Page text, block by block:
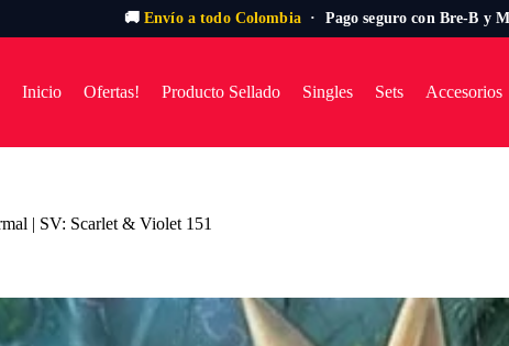
🚚 Envío a todo Colombia· Pago seguro con Bre-B y
Inicio Ofertas! Producto Sellado Singles Sets Accesorios
| SV: Scarlet & Violet 151